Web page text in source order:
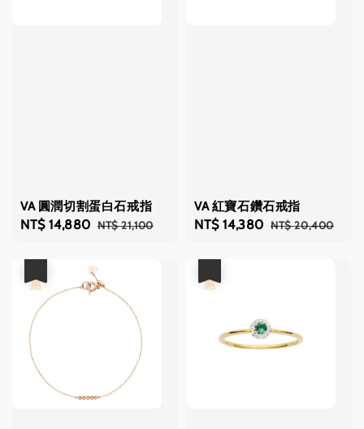
VA 圓潤切割蛋白石戒指
Sale
NT$ 14,880 Regular
NT$ 21,100
VA 紅寶石鑽石戒指
Sale
NT$ 14,380 Regular
NT$ 20,400